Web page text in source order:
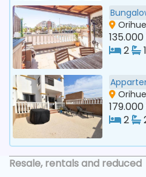
2
1
2
Resale, rentals and reduced